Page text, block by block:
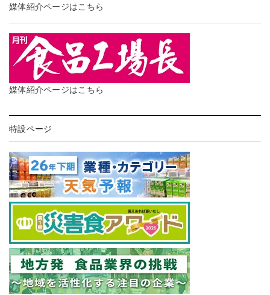
媒体紹介ページはこちら
媒体紹介ページはこちら
特設ページ